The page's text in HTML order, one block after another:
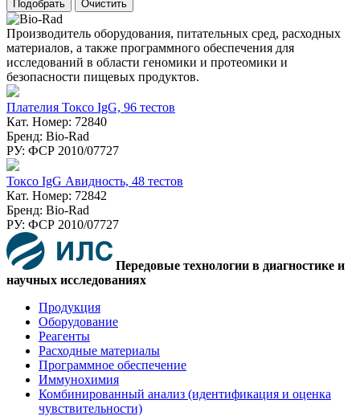
Производитель оборудования, питательных сред, расходных
материалов, а также программного обеспечения для
исследований в области геномики и протеомики и
безопасности пищевых продуктов.
Плателия Токсо IgG, 96 тестов
Кат. Номер: 72840
Бренд: Bio-Rad
РУ: ФСР 2010/07727
Токсо IgG Авидность, 48 тестов
Кат. Номер: 72842
Бренд: Bio-Rad
РУ: ФСР 2010/07727
Передовые технологии в диагностике и
научных исследованиях
Продукция
Оборудование
Реагенты
Расходные материалы
Программное обеспечение
Иммунохимия
Комбинированный анализ (идентификация и оценка
чувствительности)